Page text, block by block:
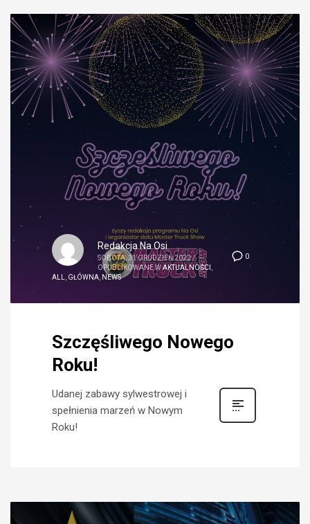
0
Redakcja Na Osi
SOBOTA, 31 GRUDZIEŃ 2022/
OPUBLIKOWANE WAKTUALNOŚCI
ALL
GŁÓWNA NEWS
Szczęśliwego Nowego
Roku!
Udanej zabawy sylwestrowej i
spełnienia marzeń w Nowym
Roku!